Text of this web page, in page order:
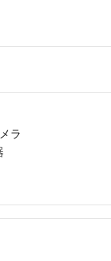
ラ